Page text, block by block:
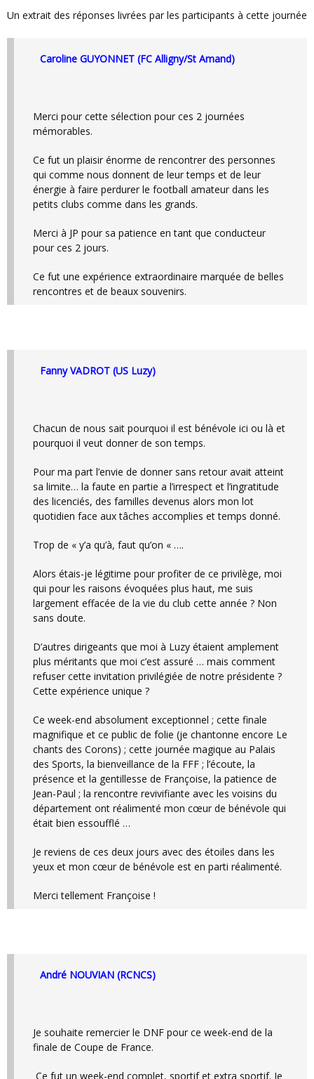
Un extrait des réponses livrées par les participants à cette journée
Caroline GUYONNET (FC Alligny/St Amand)
Merci pour cette sélection pour ces 2 journées
mémorables.
Ce fut un plaisir énorme de rencontrer des personnes
qui comme nous donnent de leur temps et de leur
énergie à faire perdurer le football amateur dans les
petits clubs comme dans les grands.
Merci à JP pour sa patience en tant que conducteur
pour ces 2 jours.
Ce fut une expérience extraordinaire marquée de belles
rencontres et de beaux souvenirs.
Fanny VADROT (US Luzy)
Chacun de nous sait pourquoi il est bénévole ici ou là et
pourquoi il veut donner de son temps.
Pour ma part l’envie de donner sans retour avait atteint
sa limite… la faute en partie a l’irrespect et l’ingratitude
des licenciés, des familles devenus alors mon lot
quotidien face aux tâches accomplies et temps donné.
Trop de « y’a qu’à, faut qu’on « ….
Alors étais-je légitime pour profiter de ce privilège, moi
qui pour les raisons évoquées plus haut, me suis
largement effacée de la vie du club cette année ? Non
sans doute.
D’autres dirigeants que moi à Luzy étaient amplement
plus méritants que moi c’est assuré … mais comment
refuser cette invitation privilégiée de notre présidente ?
Cette expérience unique ?
Ce week-end absolument exceptionnel ; cette finale
magnifique et ce public de folie (je chantonne encore Le
chants des Corons) ; cette journée magique au Palais
des Sports, la bienveillance de la FFF ; l’écoute, la
présence et la gentillesse de Françoise, la patience de
Jean-Paul ; la rencontre revivifiante avec les voisins du
département ont réalimenté mon cœur de bénévole qui
était bien essoufflé …
Je reviens de ces deux jours avec des étoiles dans les
yeux et mon cœur de bénévole est en parti réalimenté.
Merci tellement Françoise !
André NOUVIAN (RCNCS)
Je souhaite remercier le DNF pour ce week-end de la
finale de Coupe de France.
Ce fut un week-end complet, sportif et extra sportif. Je